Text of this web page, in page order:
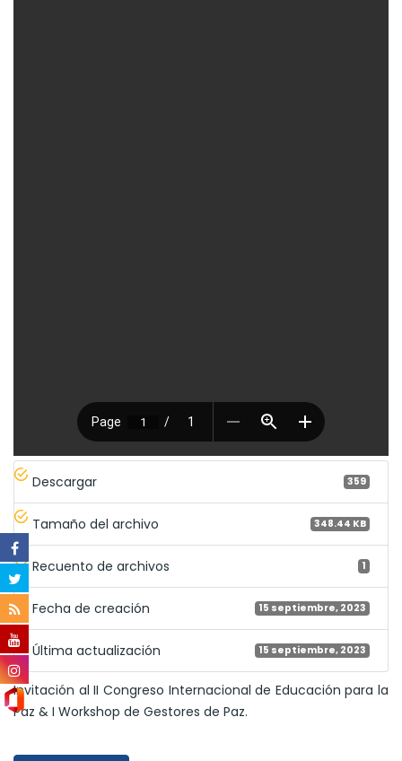
Descargar 359
Tamaño del archivo 348.44 KB
Recuento de archivos 1
Fecha de creación 15 septiembre, 2023
Última actualización 15 septiembre, 2023
Invitación al II Congreso Internacional de Educación para la
Paz & I Workshop de Gestores de Paz.